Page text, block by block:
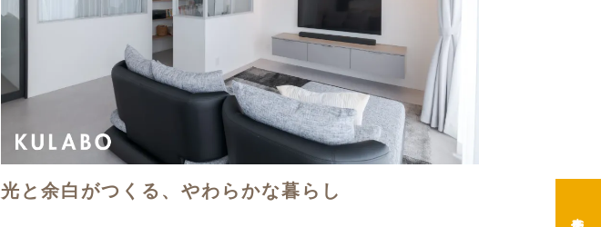
光と余白がつくる、やわらかな暮らし